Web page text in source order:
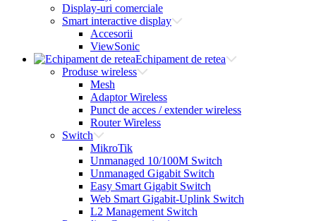
Display-uri comerciale
Smart interactive display
Accesorii
ViewSonic
Echipament de retea
Produse wireless
Mesh
Adaptor Wireless
Punct de acces / extender wireless
Router Wireless
Switch
MikroTik
Unmanaged 10/100M Switch
Unmanaged Gigabit Switch
Easy Smart Gigabit Switch
Web Smart Gigabit-Uplink Switch
L2 Management Switch